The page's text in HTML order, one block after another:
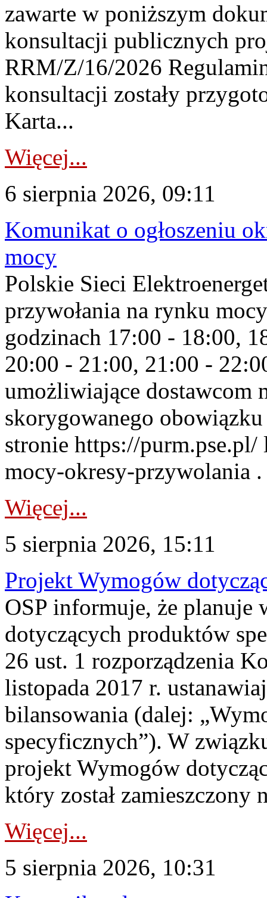
zawarte w poniższym
konsultacji publicznych
RRM/Z/16/2026
konsultacji zostały
Karta...
Więcej...
6 sierpnia 2026, 09:11
Komunikat o ogłoszeniu
mocy
Polskie Sieci
przywołania na rynku
godzinach 17:00 - 18:00,
20:00 - 21:00, 21:00 -
umożliwiające dostawcom
skorygowanego
stronie https://
mocy-okresy-przywolania
Więcej...
5 sierpnia 2026, 15:11
Projekt Wymogów
OSP informuje, że planuje
dotyczących produktów
26 ust. 1 rozporządzenia
listopada 2017 r.
bilansowania (dalej:
specyficznych”). W
projekt Wymogów
który został zamieszczony
Więcej...
5 sierpnia 2026, 10:31